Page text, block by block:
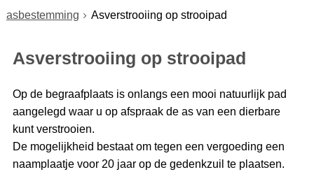
asbestemming
Asverstrooiing op strooipad
Asverstrooiing op strooipad
Op de begraafplaats is onlangs een mooi natuurlijk pad
aangelegd waar u op afspraak de as van een dierbare
kunt verstrooien.
De mogelijkheid bestaat om tegen een vergoeding een
naamplaatje voor 20 jaar op de gedenkzuil te plaatsen.